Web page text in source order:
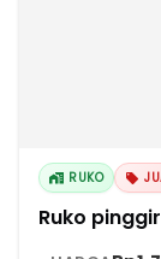
RUKO
Ruko